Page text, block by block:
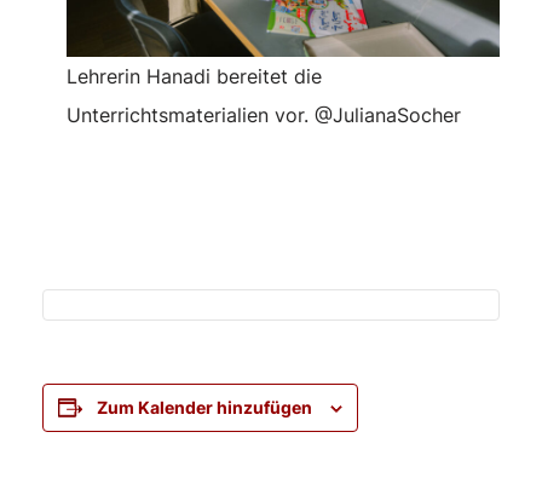
Lehrerin Hanadi bereitet die
Unterrichtsmaterialien vor. @JulianaSocher
Zum Kalender hinzufügen